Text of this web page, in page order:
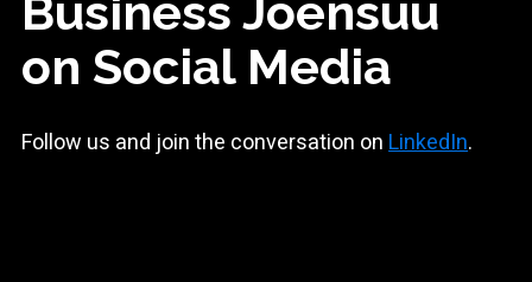
Business Joensuu
on Social Media
Follow us and join the conversation on LinkedIn.